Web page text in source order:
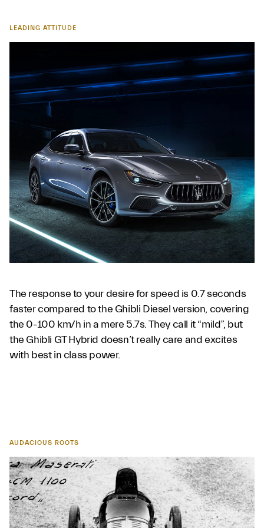
LEADING ATTITUDE
The response to your desire for speed is 0.7 seconds
faster compared to the Ghibli Diesel version, covering
the 0-100 km/h in a mere 5.7s. They call it “mild”, but
the Ghibli GT Hybrid doesn’t really care and excites
with best in class power.
AUDACIOUS ROOTS